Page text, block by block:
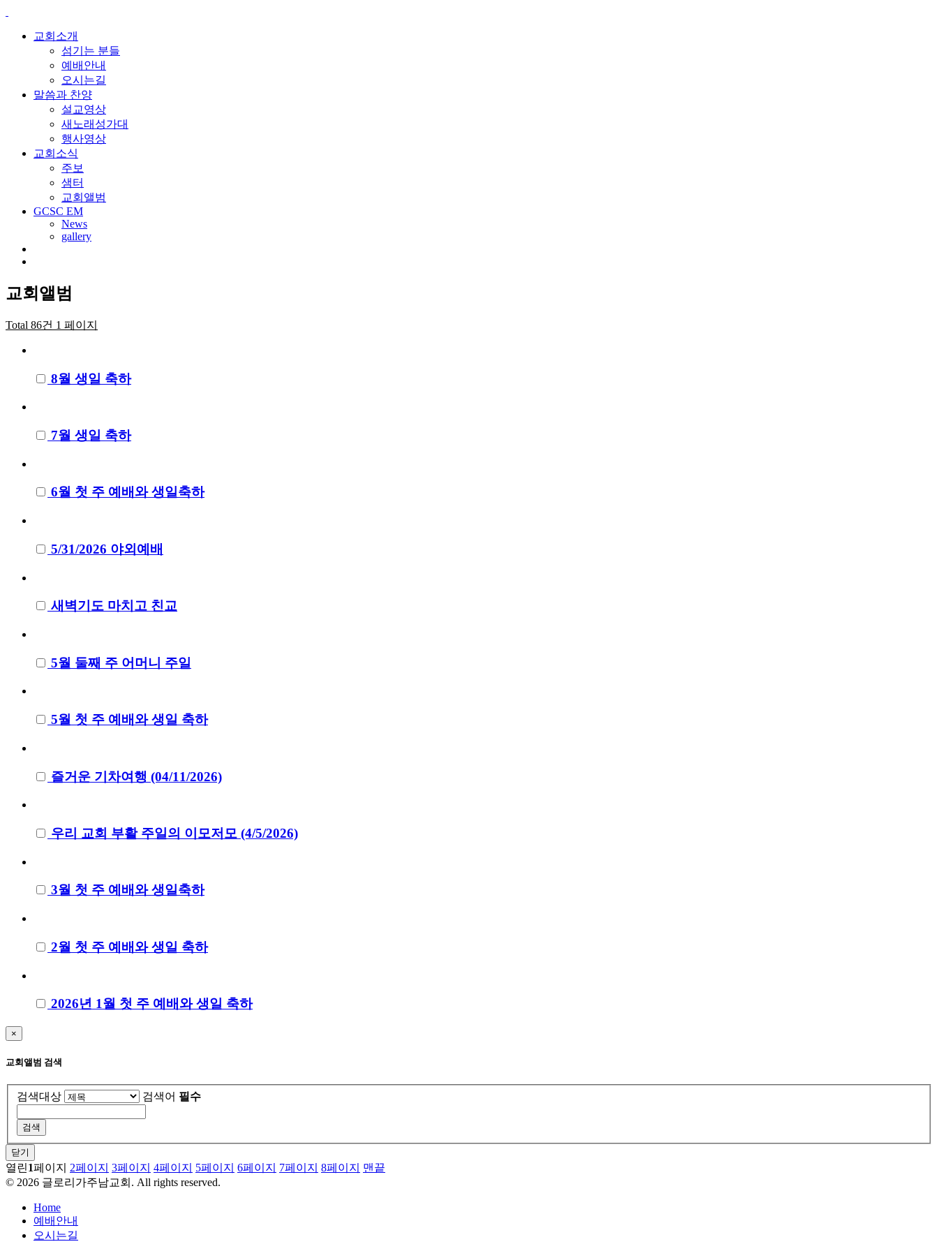
교회소개
섬기는 분들
예배안내
오시는길
말씀과 찬양
설교영상
새노래성가대
행사영상
교회소식
주보
샘터
교회앨범
GCSC EM
News
gallery
교회앨범
Total 86건 1 페이지
8월 생일 축하
7월 생일 축하
6월 첫 주 예배와 생일축하
5/31/2026 야외예배
새벽기도 마치고 친교
5월 둘째 주 어머니 주일
5월 첫 주 예배와 생일 축하
즐거운 기차여행 (04/11/2026)
우리 교회 부활 주일의 이모저모 (4/5/2026)
3월 첫 주 예배와 생일축하
2월 첫 주 예배와 생일 축하
2026년 1월 첫 주 예배와 생일 축하
×
교회앨범 검색
검색대상 검색어 필수
닫기
열린1페이지 2페이지 3페이지 4페이지 5페이지 6페이지 7페이지 8페이지
맨끝
© 2026 글로리가주남교회. All rights reserved.
Home
예배안내
오시는길